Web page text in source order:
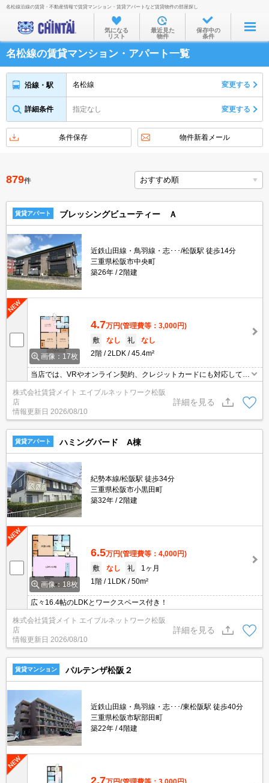
お部屋を探す
沿線・駅から
住所から
物件特集から
不動産会社から
TOP
名松線沿線の賃貸・不動産情報で賃貸マンション・賃貸アパートなど賃貸物件の部屋探し
気になる
リスト
最近見た
物件
保存中の
条件
名松線の賃貸マンション・アパート一覧
沿線・駅 名松線 変更する
詳細条件 指定なし 変更する
条件保存 物件新着メール
879件
賃貸アパート ブレッシングビューティー Ａ
近鉄山田線・鳥羽線・志･･･/松阪駅 徒歩14分
三重県松阪市中央町
築26年
2階建
画像：17枚
4.7万円(管理費等：3,000円)
敷
なし 礼
なし
2階
2LDK 45.4m²
当店では、VRやオンライン契約、クレジットカードにも対応してお
りWEBのみでの契約も可能ですのでお気軽にお問い合わせ下さい！
株式会社賃貸メイト エイブルネットワーク松阪
店
情報更新日 2026/08/10
詳細を見る
賃貸アパート ハミングバード A棟
紀勢本線/松阪駅 徒歩34分
三重県松阪市小黒田町
築32年
2階建
画像：18枚
6.5万円(管理費等：4,000円)
敷
なし 礼
1ヶ月
1階
1LDK 50m²
広々16.4帖のLDKとワークスペース付き！
株式会社賃貸メイト エイブルネットワーク松阪
店
情報更新日 2026/08/10
詳細を見る
賃貸マンション パルテンザ松阪２
近鉄山田線・鳥羽線・志･･･/東松阪駅 徒歩40分
三重県松阪市駅部田町
築22年
4階建
2.7万円(管理費等：3,000円)